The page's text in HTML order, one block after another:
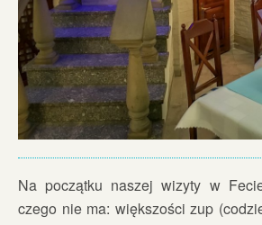
Na początku naszej wizyty w
czego nie ma: większości zup